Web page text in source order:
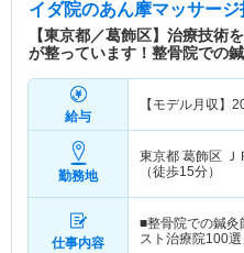
イダ院のあん摩マッサー
【東京都／葛飾区】治療技術
が整っています！整骨院での
給与
【モデル月収】
勤務地
東京都 葛飾区
（徒歩15分）
仕事内容
■整骨院での鍼
スト治療院100